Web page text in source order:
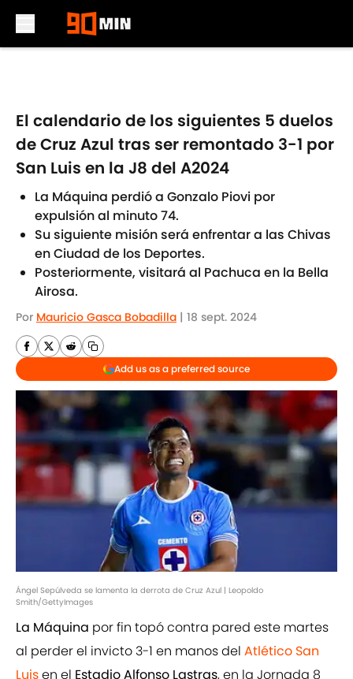
El calendario de los siguientes 5 duelos
de Cruz Azul tras ser remontado 3-1 por
San Luis en la J8 del A2024
La Máquina perdió a Gonzalo Piovi por
expulsión al minuto 74.
Su siguiente misión será enfrentar a las Chivas
en Ciudad de los Deportes.
Posteriormente, visitará al Pachuca en la Bella
Airosa.
Por Mauricio Gasca Bobadilla | 18 sept. 2024
Add us as a preferred source
Ángel Sepúlveda se lamenta la derrota de Cruz Azul | Leopoldo
Smith/GettyImages
La Máquina por fin topó contra pared este martes
al perder el invicto 3-1 en manos del Atlético San
Luisen el Estadio Alfonso Lastras, en la Jornada 8